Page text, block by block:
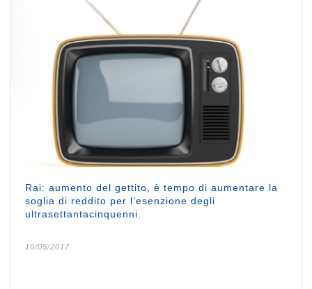
Rai: aumento del gettito, è tempo di aumentare la
soglia di reddito per l’esenzione degli
ultrasettantacinquenni.
10/05/2017